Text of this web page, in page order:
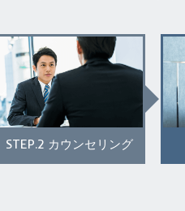
STEP.2 カウンセリング